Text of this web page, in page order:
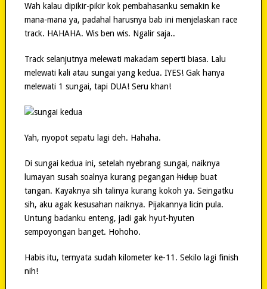
Wah kalau dipikir-pikir kok pembahasanku semakin ke
mana-mana ya, padahal harusnya bab ini menjelaskan race
track. HAHAHA. Wis ben wis. Ngalir saja..
Track selanjutnya melewati makadam seperti biasa. Lalu
melewati kali atau sungai yang kedua. IYES! Gak hanya
melewati 1 sungai, tapi DUA! Seru khan!
Yah, nyopot sepatu lagi deh. Hahaha.
Di sungai kedua ini, setelah nyebrang sungai, naiknya
lumayan susah soalnya kurang peganganhidupbuat
tangan. Kayaknya sih talinya kurang kokoh ya. Seingatku
sih, aku agak kesusahan naiknya. Pijakannya licin pula.
Untung badanku enteng, jadi gak hyut-hyuten
sempoyongan banget. Hohoho.
Habis itu, ternyata sudah kilometer ke-11. Sekilo lagi finish
nih!